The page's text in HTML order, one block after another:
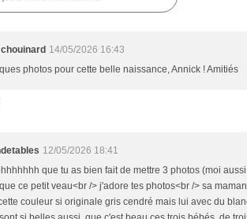
14/05/2026 16:43
photos pour cette belle naissance, Annick ! Amitiés
12/05/2026 18:41
que tu as bien fait de mettre 3 photos (moi
ce petit veau<br /> j'adore tes photos<br /> sa
couleur si originale gris cendré mais lui avec du